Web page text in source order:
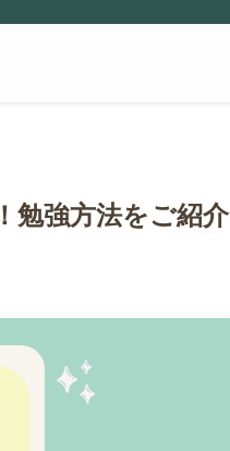
勉強方法をご紹介